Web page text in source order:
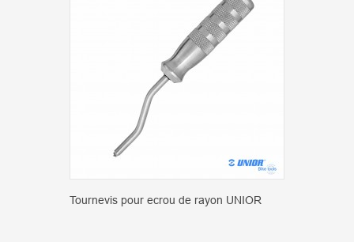
Tournevis pour ecrou de rayon UNIOR